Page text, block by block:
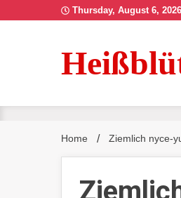
to
Thursday, August 6, 2026
Home Ziemlich nyce-